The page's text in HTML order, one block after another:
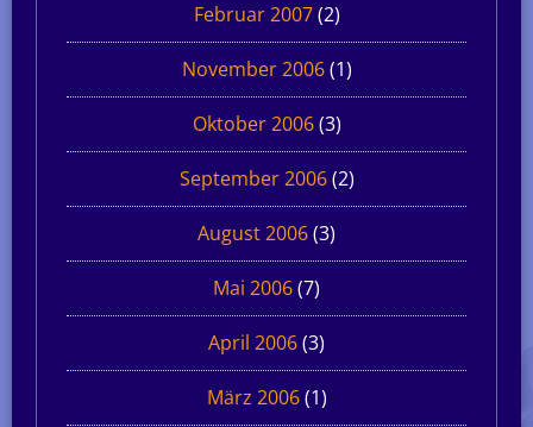
Februar 2007(2)
November 2006(1)
Oktober 2006(3)
September 2006(2)
August 2006(3)
Mai 2006(7)
April 2006(3)
März 2006(1)